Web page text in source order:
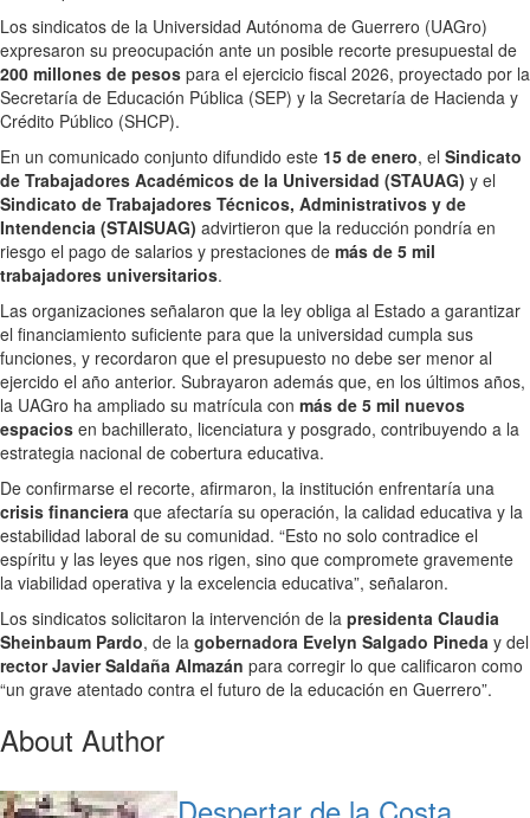
Los sindicatos de la Universidad Autónoma de Guerrero (UAGro)
expresaron su preocupación ante un posible recorte presupuestal de
200 millones de pesos para el ejercicio fiscal 2026, proyectado por la
Secretaría de Educación Pública (SEP) y la Secretaría de Hacienda y
Crédito Público (SHCP).
En un comunicado conjunto difundido este 15 de enero, el Sindicato
de Trabajadores Académicos de la Universidad (STAUAG) y el
Sindicato de Trabajadores Técnicos, Administrativos y de
Intendencia (STAISUAG) advirtieron que la reducción pondría en
riesgo el pago de salarios y prestaciones de más de 5 mil
trabajadores universitarios.
Las organizaciones señalaron que la ley obliga al Estado a garantizar
el financiamiento suficiente para que la universidad cumpla sus
funciones, y recordaron que el presupuesto no debe ser menor al
ejercido el año anterior. Subrayaron además que, en los últimos años,
la UAGro ha ampliado su matrícula con más de 5 mil nuevos
espacios en bachillerato, licenciatura y posgrado, contribuyendo a la
estrategia nacional de cobertura educativa.
De confirmarse el recorte, afirmaron, la institución enfrentaría una
crisis financiera que afectaría su operación, la calidad educativa y la
estabilidad laboral de su comunidad. “Esto no solo contradice el
espíritu y las leyes que nos rigen, sino que compromete gravemente
la viabilidad operativa y la excelencia educativa”, señalaron.
Los sindicatos solicitaron la intervención de la presidenta Claudia
Sheinbaum Pardo, de la gobernadora Evelyn Salgado Pineda y del
rector Javier Saldaña Almazán para corregir lo que calificaron como
“un grave atentado contra el futuro de la educación en Guerrero”.
About Author